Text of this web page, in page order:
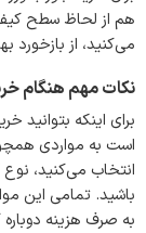
هم از لحاظ سطح
می‌کنید، از بازخورد
نکات مهم هنگام
برای اینکه بتوانید
است به مواردی
انتخاب می‌کنید،
باشید. تمامی این
به صرف هزینه